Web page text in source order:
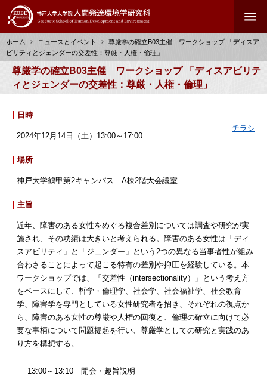
ン
コ
ン
menu
パ
ン
く
ホーム ニュースとイベント
尊厳学の確立B03主催 ワークショップ 「ディスア
ビリティとジェンダーの交差性：尊厳・人権・倫理」
尊厳学の確立B03主催 ワークショップ 「ディスアビリテ
ィとジェンダーの交差性：尊厳・人権・倫理」
チラシ
日時
2024年12月14日（土）13:00～17:00
場所
神戸大学鶴甲第2キャンパス A棟2階大会議室
主旨
近年、障害のある女性をめぐる複合差別については調査や研究が実
施され、その功績は大きいと考えられる。障害のある女性は「ディ
スアビリティ」と「ジェンダー」という2つの異なる当事者性が組み
合わさることによって起こる特有の差別や抑圧を経験している。本
ワークショップでは、「交差性（intersectionality）」という考え方
をベースにして、哲学・倫理学、社会学、社会福祉学、社会教育
学、障害学を専門としている女性研究者を招き、それぞれの視点か
ら、障害のある女性の尊厳や人権の回復と、倫理の確立に向けて必
要な事柄について問題提起を行い、尊厳学としての研究と実践のあ
り方を構想する。
13:00～13:10 開会・趣旨説明